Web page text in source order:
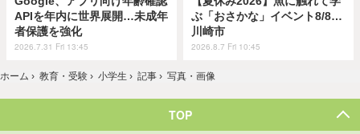
APIを年内に世界展開…未成年
者保護を強化
2026.7.31 Fri 13:45
ぶ「おさかな」イベント8/8…
川崎市
2026.8.7 Fri 10:45
ホーム › 教育・受験 › 小学生 › 記事 › 写真・画像
TOP